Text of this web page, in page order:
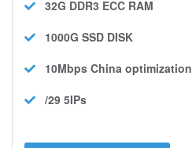
32G DDR3 ECC RAM
1000G SSD DISK
10Mbps China optimization
/29 5IPs